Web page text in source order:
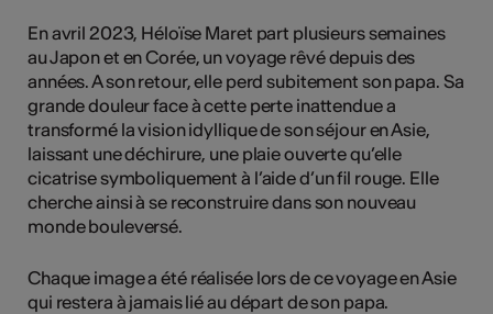
En avril 2023, Héloïse Maret part plusieurs semaines
au Japon et en Corée, un voyage rêvé depuis des
années. A son retour, elle perd subitement son papa. Sa
grande douleur face à cette perte inattendue a
transformé la vision idyllique de son séjour en Asie,
laissant une déchirure, une plaie ouverte qu’elle
cicatrise symboliquement à l’aide d’un fil rouge. Elle
cherche ainsi à se reconstruire dans son nouveau
monde bouleversé.
Chaque image a été réalisée lors de ce voyage en Asie
qui restera à jamais lié au départ de son papa.